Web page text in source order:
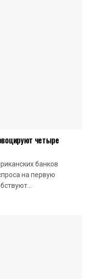
четыре
банков
на первую